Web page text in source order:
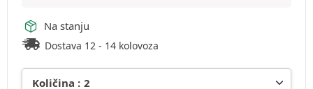
Na stanju
Dostava 12 - 14 kolovoza